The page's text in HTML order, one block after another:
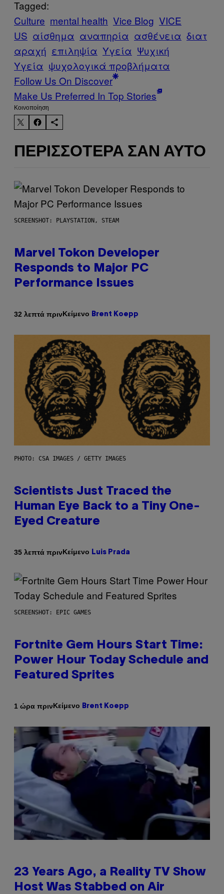
Tagged:
Culture mental health Vice Blog VICE
US αίσθημα αναπηρία ασθένεια διατ
αραχή επιληψία Υγεία Ψυχική
Υγεία ψυχολογικά προβλήματα
Follow Us On Discover
Make Us Preferred In Top Stories
Kοινοποίηση
ΠΕΡΙΣΣΌΤΕΡΑ ΣΑΝ ΑΥΤΌ
SCREENSHOT: PLAYSTATION, STEAM
Marvel Tokon Developer
Responds to Major PC
Performance Issues
32 λεπτά πρινΚείμενο Brent Koepp
PHOTO: CSA IMAGES / GETTY IMAGES
Scientists Just Traced the
Human Eye Back to a Tiny One-
Eyed Creature
35 λεπτά πρινΚείμενο Luis Prada
SCREENSHOT: EPIC GAMES
Fortnite Gem Hours Start Time:
Power Hour Today Schedule and
Featured Sprites
1 ώρα πρινΚείμενο Brent Koepp
23 Years Ago, a Reality TV Show
Host Was Stabbed on Air